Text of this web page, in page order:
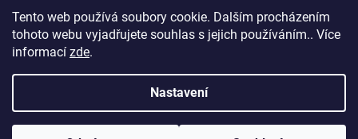
Tento web používá soubory cookie. Dalším procházením
tohoto webu vyjadřujete souhlas s jejich používáním.. Více
informací zde.
Nastavení
300.
Vytvořil Shoptet